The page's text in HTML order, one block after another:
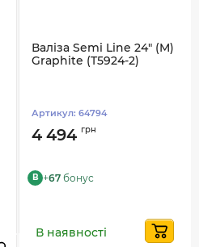
Валіза Semi Line 24" (M)
Graphite (T5924-2)
Артикул: 64794
4 494 грн
B +67 бонус
В наявності